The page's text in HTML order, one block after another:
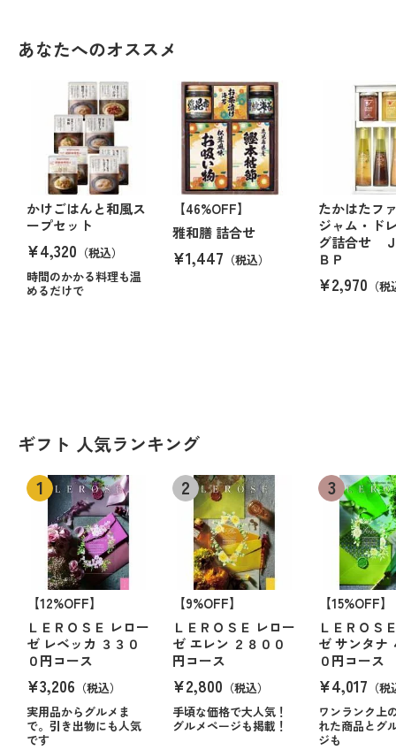
あなたへのオススメ
かけごはんと和風ス
ープセット
¥4,320 （税込）
時間のかかる料理も温
めるだけで
【46%OFF】
雅和膳 詰合せ
¥1,447 （税込）
たかはた
ジャム・ド
グ詰合せ
ＢＰ
¥2,970 （
ギフト 人気ランキング
【12%OFF】
ＬＥＲＯＳＥ レロー
ゼ レベッカ ３３０
０円コース
¥3,206 （税込）
実用品からグルメま
で。引き出物にも人気
です
【9%OFF】
ＬＥＲＯＳＥ レロー
ゼ エレン ２８００
円コース
¥2,800 （税込）
手頃な価格で大人気！
グルメページも掲載！
【15%OFF】
ＬＥＲＯＳ
ゼ サンタナ
０円コース
¥4,017 （
ワンランク上
れた商品とグ
ジも